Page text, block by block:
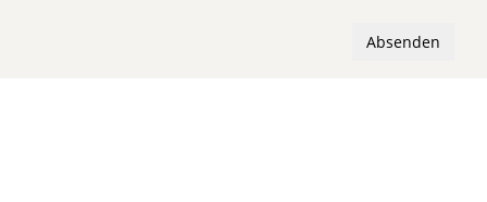
Absenden